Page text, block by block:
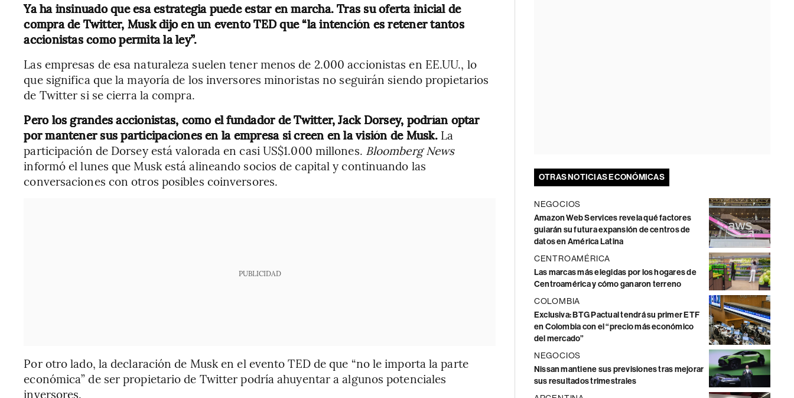
Ya ha insinuado que esa estrategia puede estar en marcha. Tras su oferta inicial de
compra de Twitter, Musk dijo en un evento TED que “la intención es retener tantos
accionistas como permita la ley”.
Las empresas de esa naturaleza suelen tener menos de 2.000 accionistas en EE.UU., lo
que significa que la mayoría de los inversores minoristas no seguirán siendo propietarios
de Twitter si se cierra la compra.
Pero los grandes accionistas, como el fundador de Twitter, Jack Dorsey, podrían optar
por mantener sus participaciones en la empresa si creen en la visión de Musk.La
participación de Dorsey está valorada en casi US$1.000 millones. Bloomberg News
informó el lunes que Musk está alineando socios de capital y continuando las
conversaciones con otros posibles coinversores.
PUBLICIDAD
Por otro lado, la declaración de Musk en el evento TED de que “no le importa la parte
económica” de ser propietario de Twitter podría ahuyentar a algunos potenciales
inversores.
OTRAS NOTICIAS ECONÓMICAS
NEGOCIOS
Amazon Web Services revela qué factores
guiarán su futura expansión de centros de
datos en América Latina
CENTROAMÉRICA
Las marcas más elegidas por los hogares de
Centroamérica y cómo ganaron terreno
COLOMBIA
Exclusiva: BTG Pactual tendrá su primer ETF
en Colombia con el “precio más económico
del mercado”
NEGOCIOS
Nissan mantiene sus previsiones tras mejorar
sus resultados trimestrales